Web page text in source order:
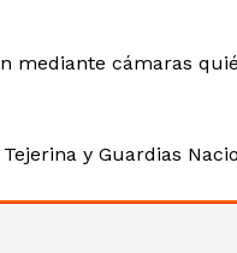
mediante cámaras
y Guardias